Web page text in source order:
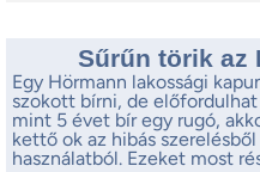
Sűrűn törik az
Egy Hörmann lakossági
szokott bírni, de
mint 5 évet bír egy rugó,
kettő ok az hibás
használatból. Ezeket most